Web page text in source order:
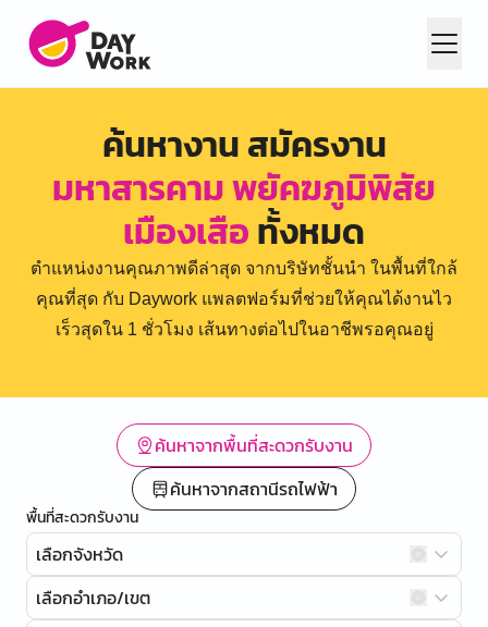
ค้นหางาน สมัครงาน
มหาสารคาม พยัคฆภูมิพิสัย
เมืองเสือทั้งหมด
ตำแหน่งงานคุณภาพดีล่าสุด จากบริษัทชั้นนำ ในพื้นที่ใกล้
คุณที่สุด กับ Daywork แพลตฟอร์มที่ช่วยให้คุณได้งานไว
เร็วสุดใน 1 ชั่วโมง เส้นทางต่อไปในอาชีพรอคุณอยู่
ค้นหาจากพื้นที่สะดวกรับงาน
ค้นหาจากสถานีรถไฟฟ้า
พื้นที่สะดวกรับงาน
เลือกจังหวัด
เลือกอำเภอ/เขต